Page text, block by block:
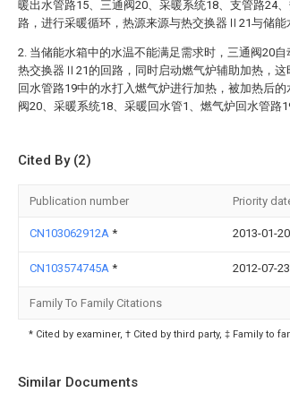
暖出水管路15、三通阀20、采暖系统18、支管路24
路，进行采暖循环，热源来源与热交换器Ⅱ21与储能
2. 当储能水箱中的水温不能满足需求时，三通阀20
热交换器Ⅱ21的回路，同时启动燃气炉辅助加热，
回水管路19中的水打入燃气炉进行加热，被加热后
阀20、采暖系统18、采暖回水管1、燃气炉回水管路
Cited By (2)
Publication number Priority
CN103062912A * 2013-01-20
CN103574745A * 2012-07-23
Family To Family Citations
* Cited by examiner, † Cited by third party, ‡ Family to
Similar Documents